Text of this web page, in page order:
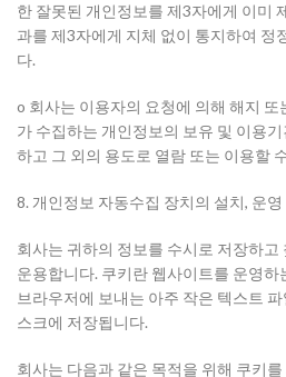
한 잘못된 개인정보를 제3자에게 이미
과를 제3자에게 지체 없이 통지하여 정
다.
o 회사는 이용자의 요청에 의해 해지
가 수집하는 개인정보의 보유 및 이용
하고 그 외의 용도로 열람 또는 이용할
8. 개인정보 자동수집 장치의 설치, 운
회사는 귀하의 정보를 수시로 저장하고
운용합니다. 쿠키란 웹사이트를 운영
브라우저에 보내는 아주 작은 텍스트
스크에 저장됩니다.
회사는 다음과 같은 목적을 위해 쿠키